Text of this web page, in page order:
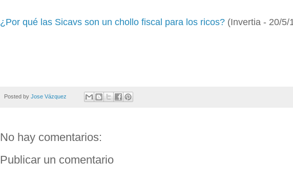
¿Por qué las Sicavs son un chollo fiscal para los ricos? (Invertia - 20/5/
Posted by Jose Vázquez
No hay comentarios:
Publicar un comentario